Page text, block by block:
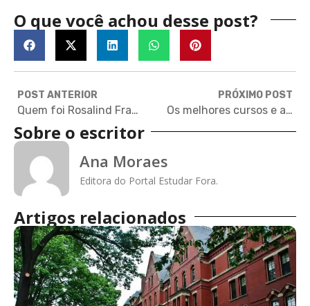
O que você achou desse post?
POST ANTERIOR
Quem foi Rosalind Franklin, uma das cientistas mais injustiçadas da história
PRÓXIMO POST
Os melhores cursos e apps para aprender alemão online de graça
Sobre o escritor
Ana Moraes
Editora do Portal Estudar Fora.
Artigos relacionados